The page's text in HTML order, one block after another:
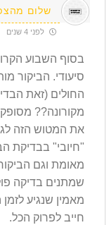
שלום
לפני 4 שנים
בסוף השבוע
סיעודי. הביקור
החולים (זאת
מקורונה??
את המטוש הזה
"חיובי" בבדיקת
מאומת וגם
שמתנים בדיקה
מאמין שנגיע
חייב לפרוק הכל.